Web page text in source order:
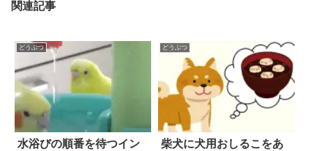
関連記事
どうぶつ
水浴びの順番を待つイン
どうぶつ
柴犬に犬用おしるこをあ